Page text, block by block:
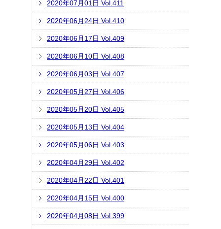
2020年07月01日 Vol.411
2020年06月24日 Vol.410
2020年06月17日 Vol.409
2020年06月10日 Vol.408
2020年06月03日 Vol.407
2020年05月27日 Vol.406
2020年05月20日 Vol.405
2020年05月13日 Vol.404
2020年05月06日 Vol.403
2020年04月29日 Vol.402
2020年04月22日 Vol.401
2020年04月15日 Vol.400
2020年04月08日 Vol.399